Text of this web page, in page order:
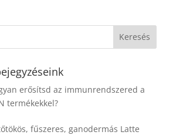
erősítsd az immunrendszered a
termékekkel?
fűszeres, ganodermás Latte